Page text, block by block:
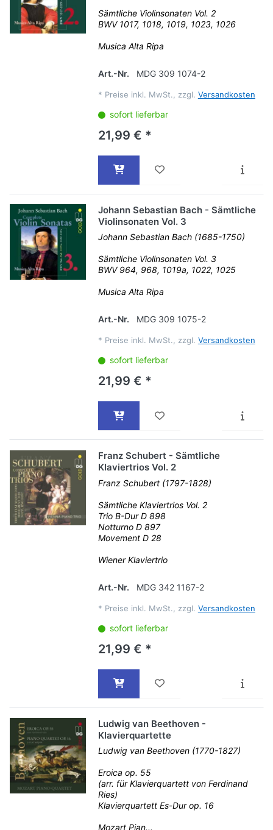
Sämtliche Violinsonaten Vol. 2
BWV 1017, 1018, 1019, 1023, 1026
Musica Alta Ripa
Art.-Nr. MDG 309 1074-2
* Preise inkl. MwSt., zzgl. Versandkosten
sofort lieferbar
21,99 € *
Johann Sebastian Bach - Sämtliche
Violinsonaten Vol. 3
Johann Sebastian Bach (1685-1750)
Sämtliche Violinsonaten Vol. 3
BWV 964, 968, 1019a, 1022, 1025
Musica Alta Ripa
Art.-Nr. MDG 309 1075-2
* Preise inkl. MwSt., zzgl. Versandkosten
sofort lieferbar
21,99 € *
Franz Schubert - Sämtliche
Klaviertrios Vol. 2
Franz Schubert (1797-1828)
Sämtliche Klaviertrios Vol. 2
Trio B-Dur D 898
Notturno D 897
Movement D 28
Wiener Klaviertrio
Art.-Nr. MDG 342 1167-2
* Preise inkl. MwSt., zzgl. Versandkosten
sofort lieferbar
21,99 € *
Ludwig van Beethoven -
Klavierquartette
Ludwig van Beethoven (1770-1827)
Eroica op. 55
(arr. für Klavierquartett von Ferdinand
Ries)
Klavierquartett Es-Dur op. 16
Mozart Pian...